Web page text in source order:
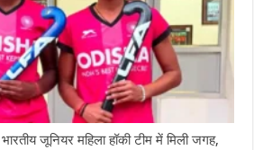
जूनियर महिला हॉकी टीम में मिली जगह,